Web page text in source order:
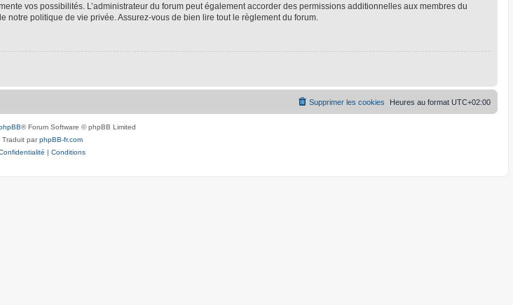
vos possibilités. L’administrateur du forum peut également accorder des permissions additionnelles aux membres du
notre politique de vie privée. Assurez-vous de bien lire tout le règlement du forum.
Heures au format UTC+02:00
Supprimer les cookies
® Forum Software © phpBB Limited
Traduit parphpBB-fr.com
| Conditions